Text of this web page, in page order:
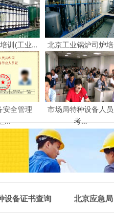
训(工业...
北京工业锅炉司炉培
训...
安全管理
市场局特种设备人员
考...
设备证书查询 北京应急局